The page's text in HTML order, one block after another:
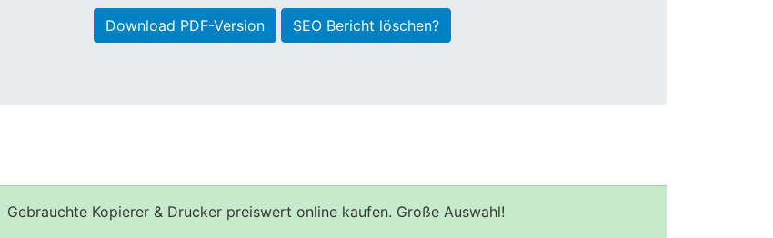
Download PDF-Version SEO Bericht löschen?
Gebrauchte Kopierer & Drucker preiswert online kaufen. Große Auswahl!